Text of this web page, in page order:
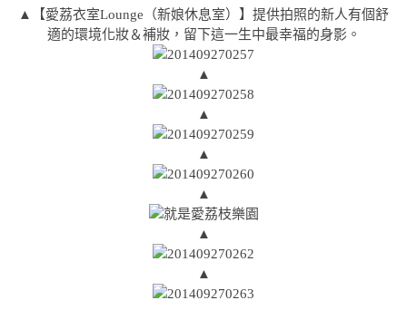
▲【愛荔衣室Lounge（新娘休息室）】提供拍照的新人有個舒
適的環境化妝＆補妝，留下這一生中最幸福的身影。
▲
▲
▲
▲
▲
▲